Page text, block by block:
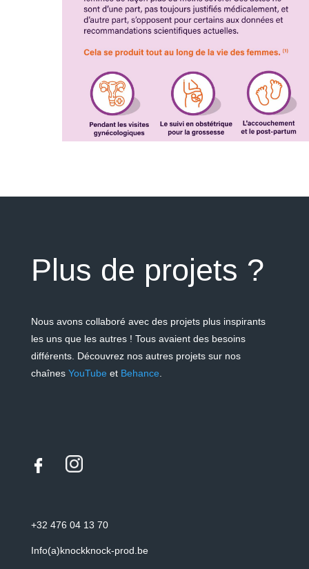
Plus de projets ?
Nous avons collaboré avec des projets plus inspirants
les uns que les autres ! Tous avaient des besoins
différents. Découvrez nos autres projets sur nos
chaînes YouTube et Behance.
+32 476 04 13 70
Info(a)knockknock-prod.be